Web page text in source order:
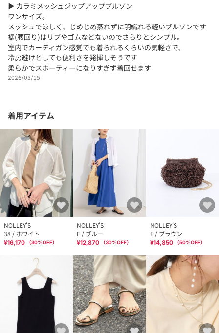
▶︎ カラミメッシュジップアップブルゾン
ワンサイズ。
メッシュで涼しく、じめじめ蒸れずに羽織れる軽いブルゾンです
裾(腰回り)はリブやゴムなどないのでさらりとシンプル。
室内でカーディガン感覚でも着られるくらいの気軽さで、
冷房避けとしても便利さを発揮しそうです
柔らかでスポーティーになりすぎず着回せます
2026/05/15
着用アイテム
NOLLEY'S
38 / ホワイト
¥16,170 （30%OFF）
NOLLEY'S
F / ブルー
¥12,870 （30%OFF）
NOLLEY'S
F / ブラウン
¥14,850 （50%OFF）